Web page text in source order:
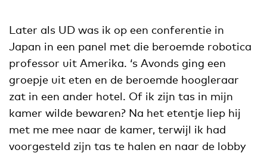
Later als UD was ik op een conferentie in
Japan in een panel met die beroemde robotica
professor uit Amerika. ‘s Avonds ging een
groepje uit eten en de beroemde hoogleraar
zat in een ander hotel. Of ik zijn tas in mijn
kamer wilde bewaren? Na het etentje liep hij
met me mee naar de kamer, terwijl ik had
voorgesteld zijn tas te halen en naar de lobby